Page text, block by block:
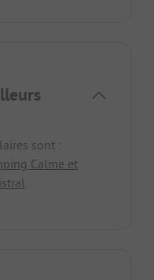
sont :
Calme et